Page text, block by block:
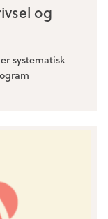
og
systematisk